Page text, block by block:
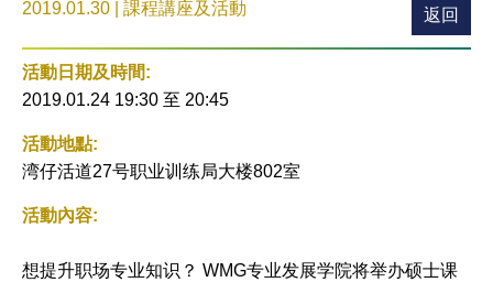
到月
曆
2019.01.30 | 課程講座及活動 返回
活動日期及時間:
2019.01.24 19:30 至 20:45
活動地點:
湾仔活道27号职业训练局大楼802室
活動內容:
想提升职场专业知识？ WMG专业发展学院将举办硕士课